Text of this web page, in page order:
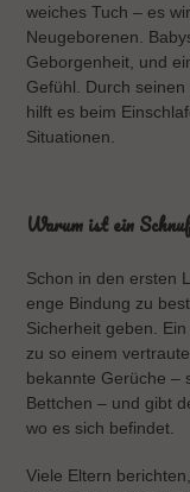
t
i
o
n
weiches Tuch – es
Neugeborenen.
Geborgenheit, und
Gefühl. Durch
hilft es beim
Situationen.
Warum ist ein
Schon in den ersten
enge Bindung zu
Sicherheit geben. Ein
zu so einem
bekannte Gerüche –
Bettchen – und gibt
wo es sich befindet.
Viele Eltern